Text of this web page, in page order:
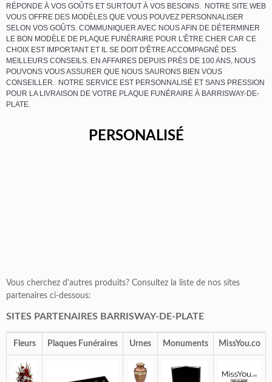
RÉPONDE À VOS GOÛTS ET SURTOUT À VOS BESOINS. NOTRE SITE WEB
VOUS OFFRE DES MODÈLES QUE VOUS POUVEZ PERSONNALISER
SELON VOS GOÛTS. COMMUNIQUER AVEC NOUS AFIN DE DÉTERMINER
LE BON MODÈLE DE PLAQUE FUNÉRAIRE POUR L'ÊTRE CHER CAR CE
CHOIX EST IMPORTANT ET IL SE DOIT D'ÊTRE ACCOMPAGNÉ DES
MEILLEURS CONSEILS. EN AFFAIRES DEPUIS PRÈS DE 100 ANS, NOUS
POUVONS VOUS ASSURER QUE NOUS SAURONS BIEN VOUS
CONSEILLER. NOTRE SERVICE EST PERSONNALISÉ ET SANS PRESSION
POUR LA LIVRAISON DE VOTRE PLAQUE FUNÉRAIRE À BARRISWAY-DE-
PLATE.
PERSONALISÉ
Vous cherchez d'autres produits? Consultez la liste de nos sites
partenaires ci-dessous:
SITES PARTENAIRES BARRISWAY-DE-PLATE
Fleurs Plaques Funéraires Urnes Monuments MissYou.co